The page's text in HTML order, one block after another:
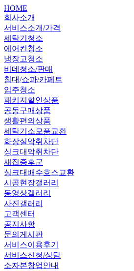
HOME
회사소개
서비스소개/가격
세탁기청소
에어컨청소
냉장고청소
비데청소/판매
침대/쇼파/카페트
입주청소
패키지할인상품
공동구매상품
생활편의상품
세탁기소모품교환
화장실악취차단
싱크대악취차단
새집증후군
싱크대배수호스교환
시공현장갤러리
동영상갤러리
사진갤러리
고객센터
공지사항
문의게시판
서비스이용후기
서비스신청/상담
소자본창업안내